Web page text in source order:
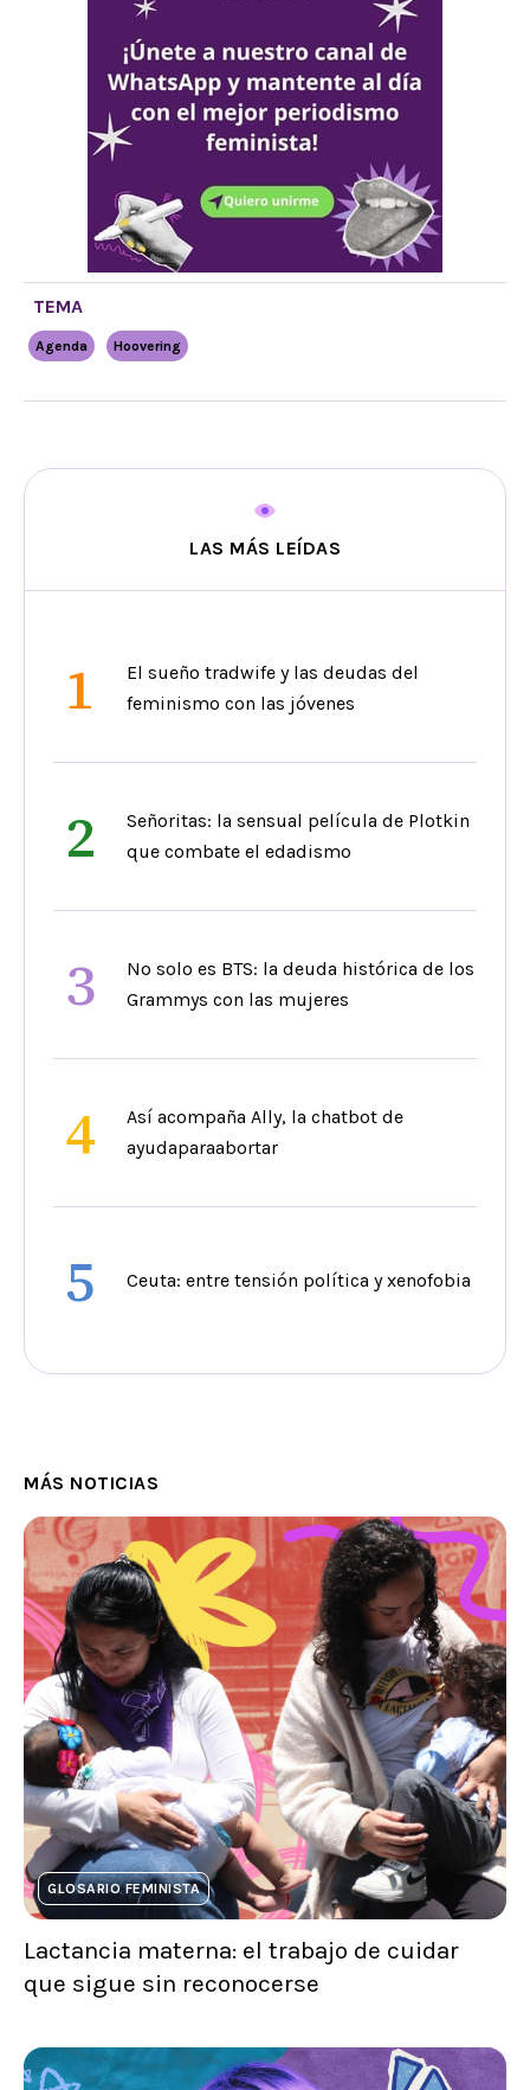
TEMA
Agenda Hoovering
LAS MÁS LEÍDAS
1
El sueño tradwife y las deudas del
feminismo con las jóvenes
2
Señoritas: la sensual película de Plotkin
que combate el edadismo
3
No solo es BTS: la deuda histórica de los
Grammys con las mujeres
4
Así acompaña Ally, la chatbot de
ayudaparaabortar
5 Ceuta: entre tensión política y xenofobia
MÁS NOTICIAS
GLOSARIO FEMINISTA
Lactancia materna: el trabajo de cuidar
que sigue sin reconocerse